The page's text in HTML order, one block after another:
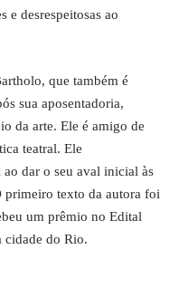
e desrespeitosas ao
que também é
sua aposentadoria,
da arte. Ele é amigo de
teatral. Ele
dar o seu aval inicial às
primeiro texto da autora foi
um prêmio no Edital
cidade do Rio.